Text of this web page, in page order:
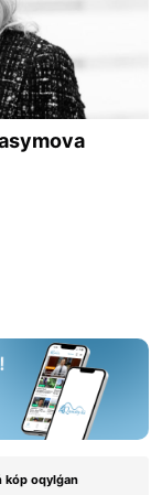
kóp oqylǵan